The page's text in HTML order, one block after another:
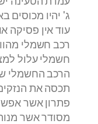
ג' יהיו מכוסים
עוד אין פסיקה
רכב חשמלי
חשמלי עלול
הרכב החשמלי
תכסה את
פתרון אשר
מסודר אשר